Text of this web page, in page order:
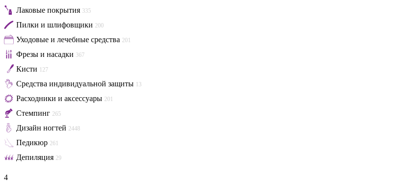
Лаковые покрытия 335
Пилки и шлифовщики 200
Уходовые и лечебные средства 201
Фрезы и насадки 367
Кисти 127
Средства индивидуальной защиты 13
Расходники и аксессуары 201
Стемпинг 265
Дизайн ногтей 2448
Педикюр 261
Депиляция 29
4